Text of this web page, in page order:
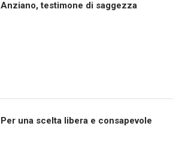
Anziano, testimone di saggezza
Per una scelta libera e consapevole